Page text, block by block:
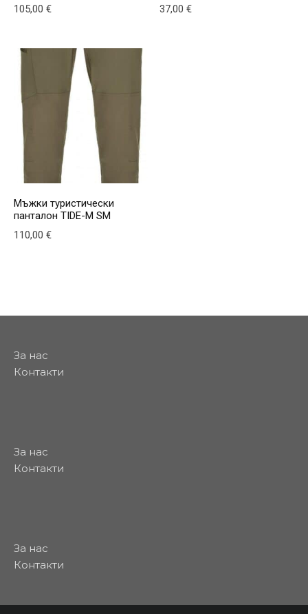
105,00 €
37,00€
Мъжки туристически
панталон TIDE-M SM
110,00 €
За нас
Контакти
За нас
Контакти
За нас
Контакти